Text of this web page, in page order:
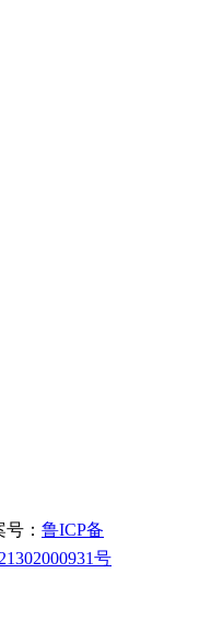
： 鲁ICP备
号